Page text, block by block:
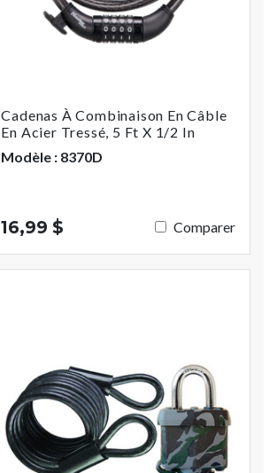
Cadenas À Combinaison En Câble
En Acier Tressé, 5 Ft X 1/2 In
Modèle : 8370D
16,99 $ Comparer